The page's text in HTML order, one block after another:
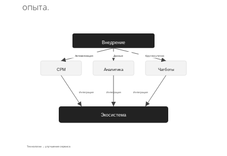
опыта.
Внедрение
СРМ Аналитика Чатботы
Экосистема
Автоматизация Данные Круглосуточно
Интеграция Интеграция Интеграция
Технологии → улучшение сервиса